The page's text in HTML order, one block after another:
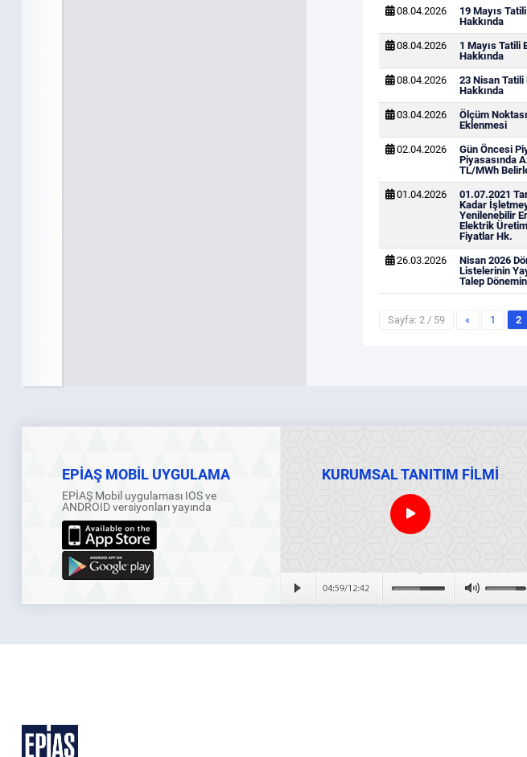
08.04.2026
19 Mayıs
Hakkında
08.04.2026
1 Mayıs Tatili
Hakkında
08.04.2026
23 Nisan
Hakkında
03.04.2026
Ölçüm
Eklenmesi
02.04.2026
Gün Öncesi
Piyasasında
TL/MWh
01.04.2026
01.07.2021
Kadar
Yenilenebilir
Elektrik
Fiyatlar Hk.
26.03.2026
Nisan 2026
Listelerinin
Talep
Sayfa: 2 / 59 « 1 2
EPİAŞ MOBİL UYGULAMA
EPİAŞ Mobil uygulaması IOS ve
ANDROID versiyonları yayında
KURUMSAL TANITIM FİLMİ